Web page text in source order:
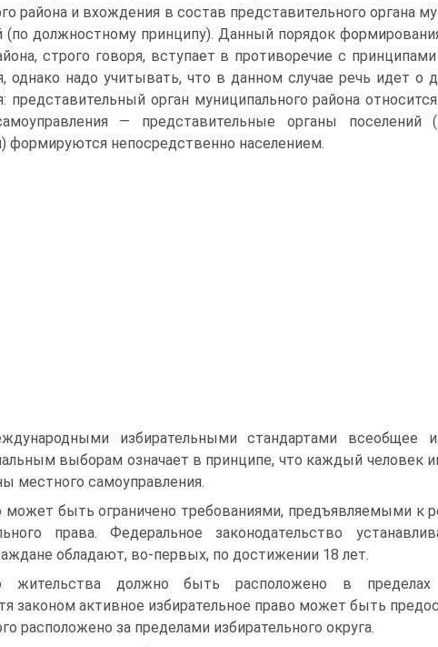
района и вхождения в состав представительного органа
(по должностному принципу). Данный порядок
строго говоря, вступает в противоречие с
однако надо учитывать, что в данном случае речь идет о
представительный орган муниципального района
— представительные органы поселений
формируются непосредственно населением.
избирательными стандартами всеобщее
выборам означает в принципе, что каждый человек
местного самоуправления.
быть ограничено требованиями, предъявляемыми к
права. Федеральное законодательство
обладают, во-первых, по достижении 18 лет.
должно быть расположено в пределах
законом активное избирательное право может быть
расположено за пределами избирательного округа.